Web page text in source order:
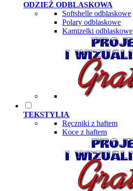
ODZIEŻ ODBLASKOWA
Softshelle odblaskowe
Polary odblaskowe
Kamizelki odblaskowe
TEKSTYLIA
Ręczniki z haftem
Koce z haftem